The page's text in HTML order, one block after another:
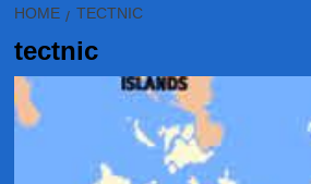
HOME TECTNIC
tectnic